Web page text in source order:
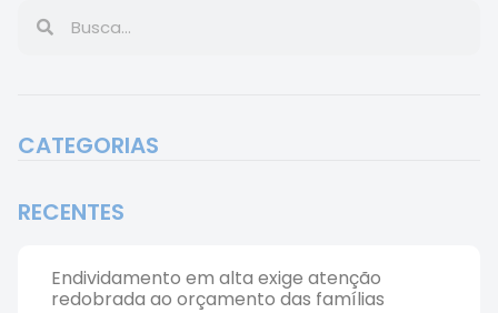
CATEGORIAS
RECENTES
Endividamento em alta exige atenção
redobrada ao orçamento das famílias